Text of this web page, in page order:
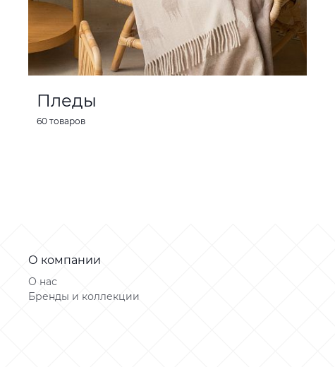
Пледы
60 товаров
О компании
О нас
Бренды и коллекции